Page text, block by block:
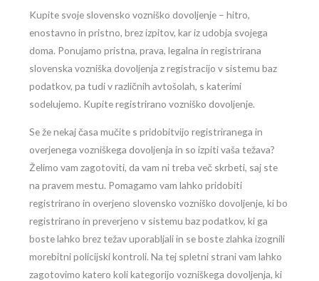
Kupite svoje slovensko vozniško dovoljenje – hitro,
enostavno in pristno, brez izpitov, kar iz udobja svojega
doma. Ponujamo pristna, prava, legalna in registrirana
slovenska vozniška dovoljenja z registracijo v sistemu baz
podatkov, pa tudi v različnih avtošolah, s katerimi
sodelujemo. Kupite registrirano vozniško dovoljenje.
Se že nekaj časa mučite s pridobitvijo registriranega in
overjenega vozniškega dovoljenja in so izpiti vaša težava?
Želimo vam zagotoviti, da vam ni treba več skrbeti, saj ste
na pravem mestu. Pomagamo vam lahko pridobiti
registrirano in overjeno slovensko vozniško dovoljenje, ki bo
registrirano in preverjeno v sistemu baz podatkov, ki ga
boste lahko brez težav uporabljali in se boste zlahka izognili
morebitni policijski kontroli. Na tej spletni strani vam lahko
zagotovimo katero koli kategorijo vozniškega dovoljenja, ki